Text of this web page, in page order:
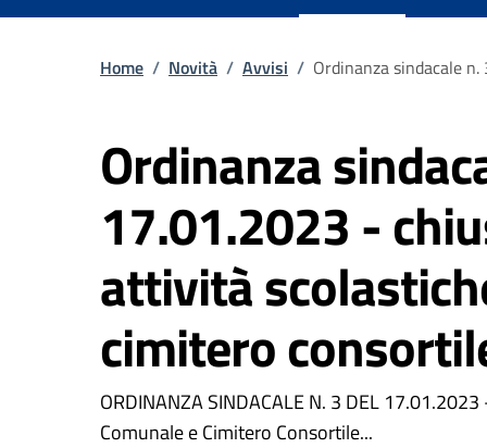
Home / Novità / Avvisi / Ordinanza sindacale
Ordinanza
17.01.2023 -
attività
cimitero
ORDINANZA SINDACALE N. 3 DEL
Comunale e Cimitero Consortile...